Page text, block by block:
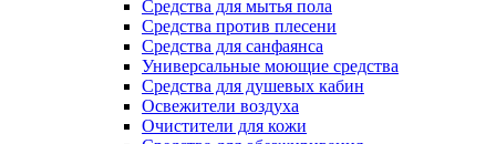
Средства для мытья пола
Средства против плесени
Средства для санфаянса
Универсальные моющие средства
Средства для душевых кабин
Освежители воздуха
Очистители для кожи